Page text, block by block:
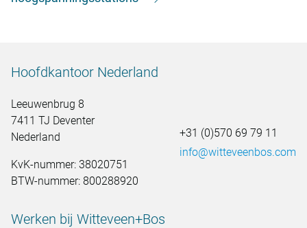
Hoofdkantoor Nederland
Leeuwenbrug 8
7411 TJ Deventer
Nederland
KvK-nummer: 38020751
BTW-nummer: 800288920
+31 (0)570 69 79 11
info@witteveenbos.com
Werken bij Witteveen+Bos